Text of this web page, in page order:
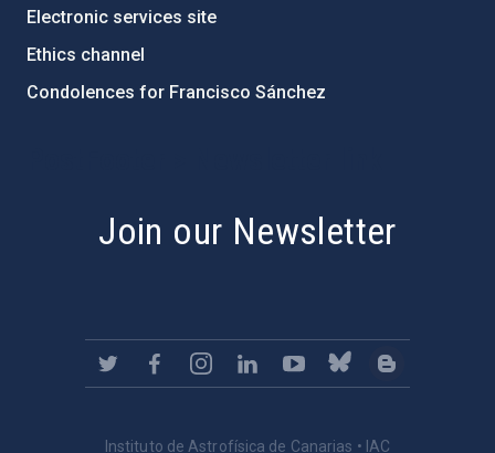
Electronic services site
Ethics channel
Condolences for Francisco Sánchez
Join our Newsletter
Instituto de Astrofísica de Canarias • IAC